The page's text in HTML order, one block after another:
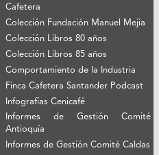
Cafetera
Colección Fundación Manuel Mejía
Colección Libros 80 años
Colección Libros 85 años
Comportamiento de la Industria
Finca Cafetera Santander Podcast
Infografías Cenicafé
Informes de Gestión Comité
Antioquía
Informes de Gestión Comité Caldas